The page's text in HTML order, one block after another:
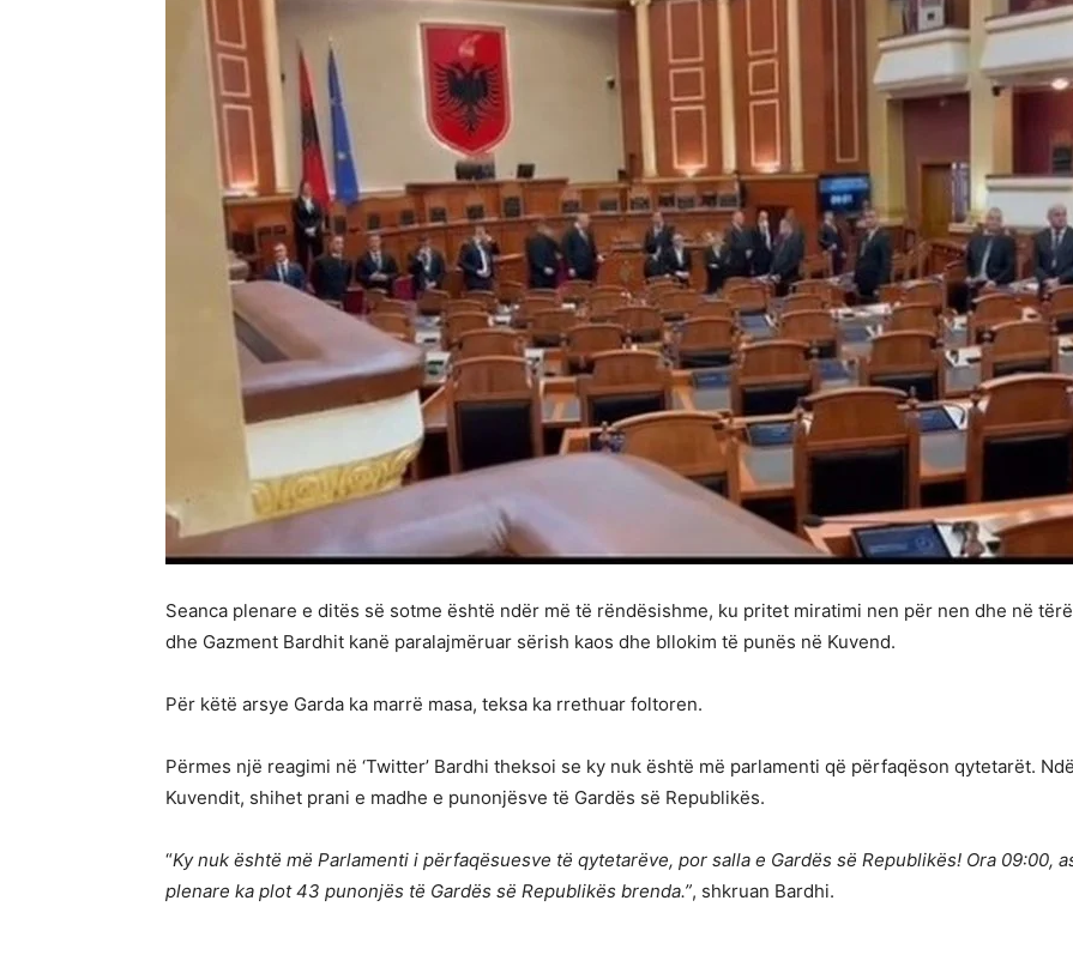
Seanca plenare e ditës së sotme është ndër më të rëndësishme, ku pritet miratimi nen për nen dhe në
dhe Gazment Bardhit kanë paralajmëruar sërish kaos dhe bllokim të punës në Kuvend.
Për këtë arsye Garda ka marrë masa, teksa ka rrethuar foltoren.
Përmes një reagimi në ‘Twitter’ Bardhi theksoi se ky nuk është më parlamenti që përfaqëson qytetarët.
Kuvendit, shihet prani e madhe e punonjësve të Gardës së Republikës.
“Ky nuk është më Parlamenti i përfaqësuesve të qytetarëve, por salla e Gardës së Republikës! Ora 09:00,
plenare ka plot 43 punonjës të Gardës së Republikës brenda.”, shkruan Bardhi.